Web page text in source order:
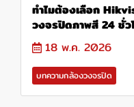
ทำไมต้องเลือก
วงจรปิดภาพสี 24 ชั่
18 พ.ค. 2026
บทความกล้องวงจรปิด